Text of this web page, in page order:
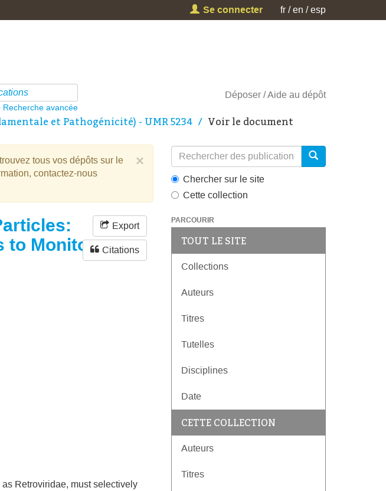
Se connecter fr en esp
Recherche avancée
Déposer Aide au dépôt
et Pathogénicité) - UMR 5234 Voir le document
×
tous vos dépôts sur le
contactez-nous
to Monitor
Export
Citations
Retroviridae, must selectively
Chercher sur le site
Cette collection
PARCOURIR
TOUT LE SITE
Collections
Auteurs
Titres
Tutelles
Disciplines
Date
CETTE COLLECTION
Auteurs
Titres